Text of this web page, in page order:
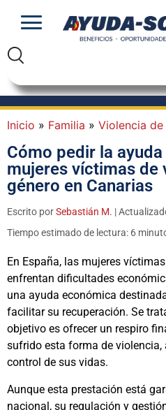
Inicio » Familia » Violencia de
Cómo pedir la
mujeres víctimas de
género en Canarias
Escrito porSebastián M. |
Tiempo estimado de lectura: 6
En España, las mujeres
enfrentan dificultades
una ayuda económica
facilitar su recuperación. Se
objetivo es ofrecer un respiro
sufrido esta forma de
control de sus vidas.
Aunque esta prestación está
nacional, su regulación y